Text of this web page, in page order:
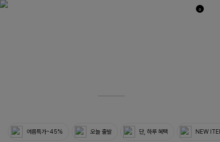
0
여름특가~45% 오늘 출발 단, 하루 혜택 NEW